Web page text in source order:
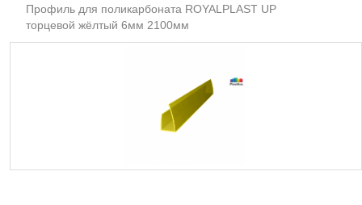
Профиль для поликарбоната ROYALPLAST UP
торцевой жёлтый 6мм 2100мм